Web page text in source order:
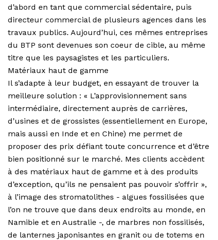
d’abord en tant que commercial sédentaire, puis
directeur commercial de plusieurs agences dans les
travaux publics. Aujourd’hui, ces mêmes entreprises
du BTP sont devenues son coeur de cible, au même
titre que les paysagistes et les particuliers.
Matériaux haut de gamme
Il s’adapte à leur budget, en essayant de trouver la
meilleure solution : « L’approvisionnement sans
intermédiaire, directement auprès de carrières,
d’usines et de grossistes (essentiellement en Europe,
mais aussi en Inde et en Chine) me permet de
proposer des prix défiant toute concurrence et d’être
bien positionné sur le marché. Mes clients accèdent
à des matériaux haut de gamme et à des produits
d’exception, qu’ils ne pensaient pas pouvoir s’offrir »,
à l’image des stromatolithes - algues fossilisées que
l’on ne trouve que dans deux endroits au monde, en
Namibie et en Australie -, de marbres non fossilisés,
de lanternes japonisantes en granit ou de totems en